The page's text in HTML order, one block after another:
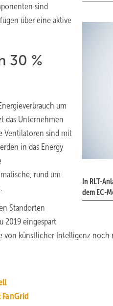
In RLT-
dem EC-
sind
über eine aktive
30 %
um
das Unternehmen
Ventilatoren sind mit
in das Energy
rund um
Standorten
2019 eingespart
künstlicher Intelligenz noch